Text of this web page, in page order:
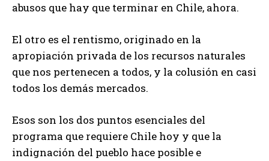
abusos que hay que terminar en Chile, ahora.
El otro es el rentismo, originado en la
apropiación privada de los recursos naturales
que nos pertenecen a todos, y la colusión en casi
todos los demás mercados.
Esos son los dos puntos esenciales del
programa que requiere Chile hoy y que la
indignación del pueblo hace posible e